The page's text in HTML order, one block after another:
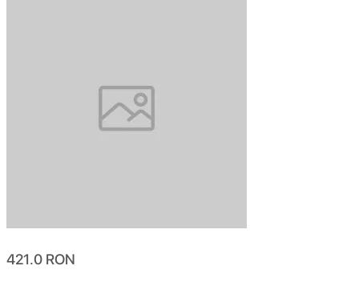
421.0 RON